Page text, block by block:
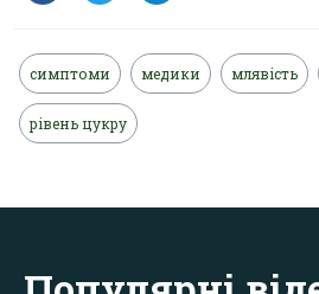
симптоми медики млявість
рівень цукру